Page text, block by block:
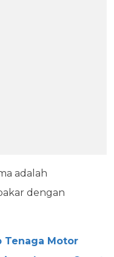
adalah
dengan
Tenaga Motor